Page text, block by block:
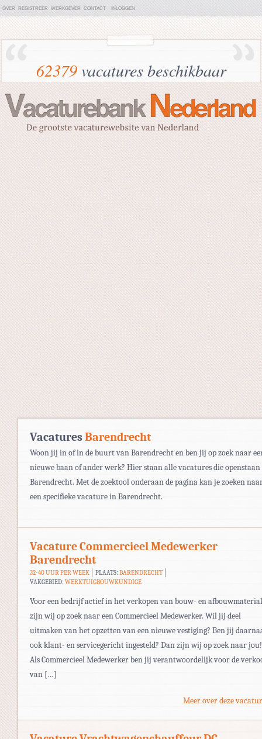
OVER REGISTREER WERKGEVER CONTACT INLOGGEN
62379vacatures beschikbaar
VacaturesBarendrecht
Woon jij in of in de buurt van Barendrecht en ben jij op zoek naar
nieuwe baan of ander werk? Hier staan alle vacatures die
Barendrecht. Met de zoektool onderaan de pagina kan je zoeken
een specifieke vacature in Barendrecht.
Vacature Commercieel Medewerker
Barendrecht
32-40 UUR PER WEEK PLAATS: BARENDRECHT
VAKGEBIED: WERKTUIGBOUWKUNDIGE
Voor een bedrijf actief in het verkopen van bouw- en
zijn wij op zoek naar een Commercieel Medewerker. Wil jij deel
uitmaken van het opzetten van een nieuwe vestiging? Ben jij
ook klant- en servicegericht ingesteld? Dan zijn wij op zoek naar jou!
Als Commercieel Medewerker ben jij verantwoordelijk voor de
van […]
Meer over deze